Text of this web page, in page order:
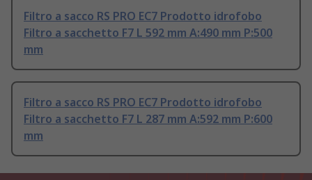
Filtro a sacco RS PRO EC7 Prodotto idrofobo
Filtro a sacchetto F7 L 592 mm A:490 mm P:500
mm
Filtro a sacco RS PRO EC7 Prodotto idrofobo
Filtro a sacchetto F7 L 287 mm A:592 mm P:600
mm